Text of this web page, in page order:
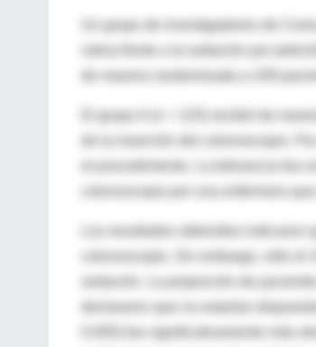
Un grupo de investigadores de
rutina frente a la sedación por
de manera randomizada a 249
El grupo A (n = 125) recibió de
de la inserción del colonoscopio.
colonoscopia por una enfermera
Los resultados obtenidos indicaron
colonoscopía. Sin embargo, sólo el
0.005) fue significativamente más